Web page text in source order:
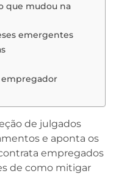
que mudou na
emergentes
empregador
de julgados
e aponta os
empregados
de como mitigar